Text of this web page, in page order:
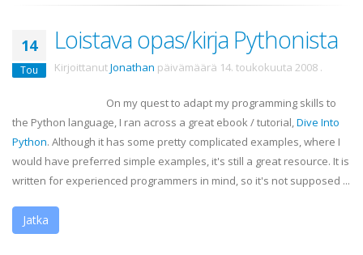
14
Tou
Loistava opas/kirja Pythonista
KirjoittanutJonathan päivämäärä 14. toukokuuta 2008 .
On my quest to adapt my programming skills to
the Python language, I ran across a great ebook/ tutorial,Dive Into
Python. Although it has some pretty complicated examples, where I
would have preferred simple examples, it's still a great resource. It is
written for experienced programmers in mind, so it's not supposed ...
Jatka